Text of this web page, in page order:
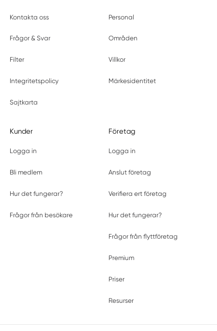
Kontakta oss Personal
Frågor & Svar Områden
Filter Villkor
Integritetspolicy Märkesidentitet
Sajtkarta
Kunder
Logga in
Bli medlem
Hur det fungerar?
Frågor från besökare
Företag
Logga in
Anslut företag
Verifiera ert företag
Hur det fungerar?
Frågor från flyttföretag
Premium
Priser
Resurser